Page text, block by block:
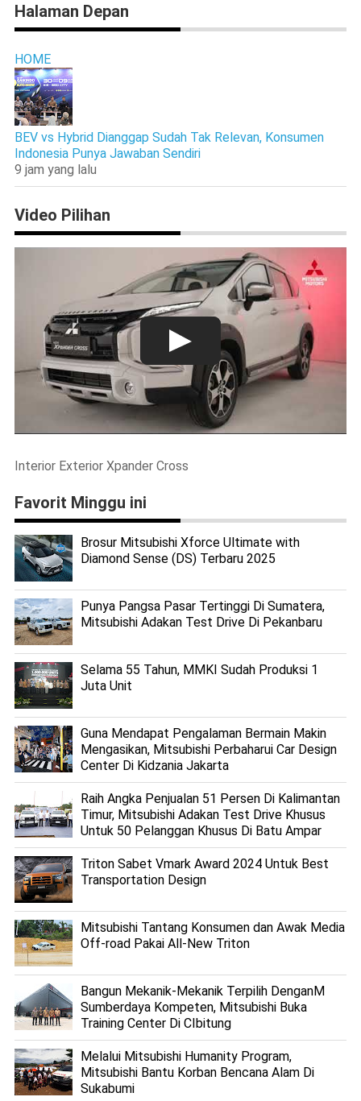
Halaman Depan
HOME
BEV vs Hybrid Dianggap Sudah Tak Relevan, Konsumen
Indonesia Punya Jawaban Sendiri
9 jam yang lalu
Video Pilihan
Interior Exterior Xpander Cross
Favorit Minggu ini
Brosur Mitsubishi Xforce Ultimate with
Diamond Sense (DS) Terbaru 2025
Punya Pangsa Pasar Tertinggi Di Sumatera,
Mitsubishi Adakan Test Drive Di Pekanbaru
Selama 55 Tahun, MMKI Sudah Produksi 1
Juta Unit
Guna Mendapat Pengalaman Bermain Makin
Mengasikan, Mitsubishi Perbaharui Car Design
Center Di Kidzania Jakarta
Raih Angka Penjualan 51 Persen Di Kalimantan
Timur, Mitsubishi Adakan Test Drive Khusus
Untuk 50 Pelanggan Khusus Di Batu Ampar
Triton Sabet Vmark Award 2024 Untuk Best
Transportation Design
Mitsubishi Tantang Konsumen dan Awak Media
Off-road Pakai All-New Triton
Bangun Mekanik-Mekanik Terpilih DenganM
Sumberdaya Kompeten, Mitsubishi Buka
Training Center Di CIbitung
Melalui Mitsubishi Humanity Program,
Mitsubishi Bantu Korban Bencana Alam Di
Sukabumi